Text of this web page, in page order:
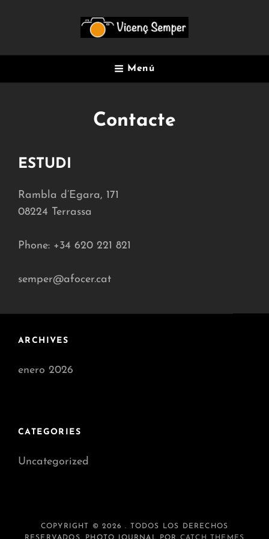
Menú
Contacte
ESTUDI
Rambla d’Egara, 171
08224 Terrassa
Phone: +34 620 221 821
semper@afocer.cat
ARCHIVES
enero 2026
CATEGORIES
Uncategorized
COPYRIGHT © 2026. TODOS LOS DERECHOS